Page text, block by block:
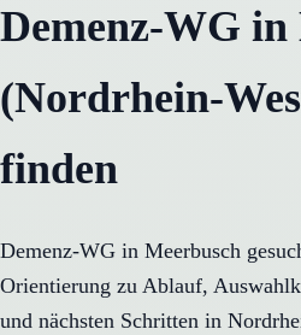
Demenz-WG in
(Nordrhein-
finden
Demenz-WG in Meerbusch
Orientierung zu Ablauf,
und nächsten Schritten in